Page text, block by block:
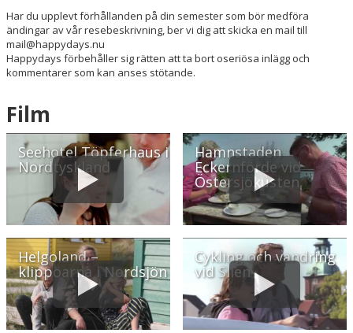
Hitta resvägen❯
E 009&deg; 40.628'
N 54&deg; 22.832'
Har du upplevt förhållanden på din semester som bör medföra
ändingar av vår resebeskrivning, ber vi dig att skicka en mail till
mail@happydays.nu
Happydays förbehåller sig rätten att ta bort oseriösa inlägg och
kommentarer som kan anses stötande.
Film
Seehotel Töpferhaus i
Nordtyskland
Hamnstaden
Eckernförde vid
Östersjökusten
Helgoland –
klippöarna i Nordsjön
Cykling och vandring
vid Slien